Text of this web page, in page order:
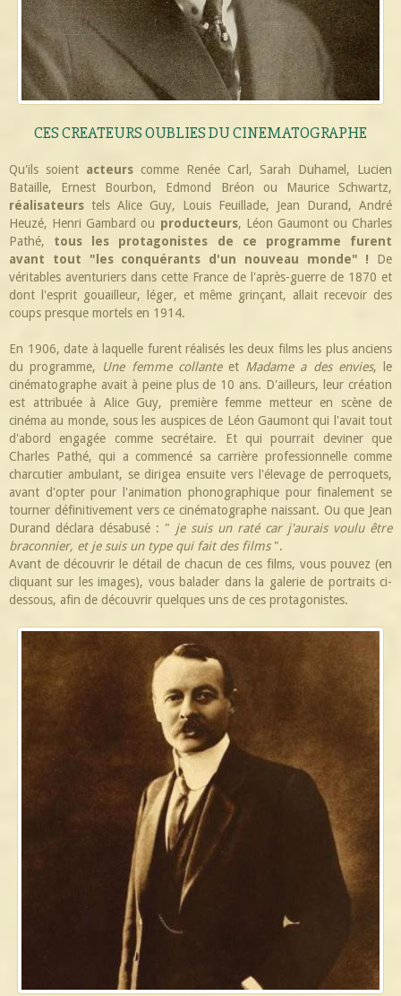
CES CREATEURS OUBLIES DU CINEMATOGRAPHE
Qu'ils soient acteurs comme Renée Carl, Sarah Duhamel, Lucien
Bataille, Ernest Bourbon, Edmond Bréon ou Maurice Schwartz,
réalisateurs tels Alice Guy, Louis Feuillade, Jean Durand, André
Heuzé, Henri Gambard ou producteurs, Léon Gaumont ou Charles
Pathé, tous les protagonistes de ce programme furent
avant tout "les conquérants d'un nouveau monde" ! De
véritables aventuriers dans cette France de l'après-guerre de 1870 et
dont l'esprit gouailleur, léger, et même grinçant, allait recevoir des
coups presque mortels en 1914.
En 1906, date à laquelle furent réalisés les deux films les plus anciens
du programme, Une femme collanteet Madame a des envies, le
cinématographe avait à peine plus de 10 ans. D'ailleurs, leur création
est attribuée à Alice Guy, première femme metteur en scène de
cinéma au monde, sous les auspices de Léon Gaumont qui l'avait tout
d'abord engagée comme secrétaire. Et qui pourrait deviner que
Charles Pathé, qui a commencé sa carrière professionnelle comme
charcutier ambulant, se dirigea ensuite vers l'élevage de perroquets,
avant d'opter pour l'animation phonographique pour finalement se
tourner définitivement vers ce cinématographe naissant. Ou que Jean
Durand déclara désabusé : " je suis un raté car j'aurais voulu être
braconnier, et je suis un type qui fait des films".
Avant de découvrir le détail de chacun de ces films, vous pouvez (en
cliquant sur les images), vous balader dans la galerie de portraits ci-
dessous, afin de découvrir quelques uns de ces protagonistes.